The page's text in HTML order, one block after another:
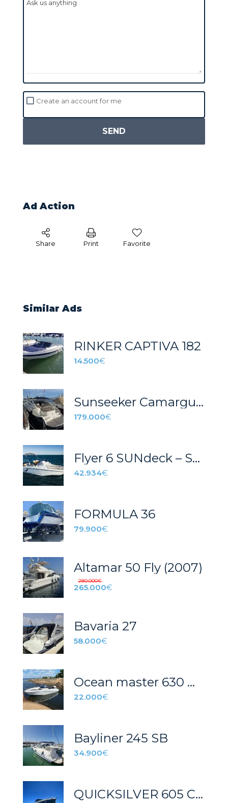
Create an account for me
SEND
Ad Action
Share Print Favorite
Similar Ads
RINKER CAPTIVA 182
14.500€
Sunseeker Camargue 44
179.000€
Flyer 6 SUNdeck – STOCK
42.934€
FORMULA 36
79.900€
Altamar 50 Fly (2007)
280.000€
265.000€
Bavaria 27
58.000€
Ocean master 630 WA
22.000€
Bayliner 245 SB
34.900€
QUICKSILVER 605 CRUISER AÑO 2021